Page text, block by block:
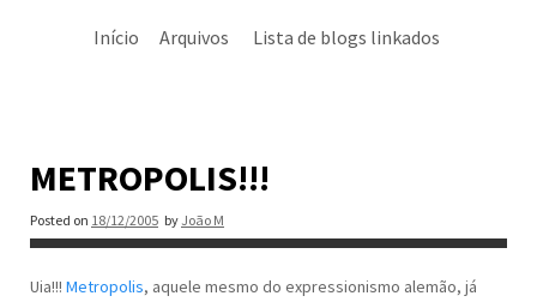
Início Arquivos Lista de blogs linkados
METROPOLIS!!!
Posted on 18/12/2005 by João M
Uia!!! Metropolis, aquele mesmo do expressionismo alemão, já